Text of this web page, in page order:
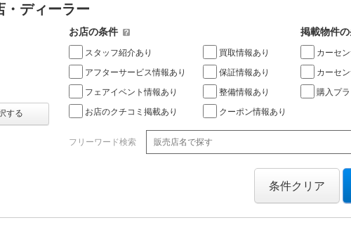
・ディーラー
する
お店の条件
スタッフ紹介あり
アフターサービス情報あり
フェアイベント情報あり
お店のクチコミ掲載あり
買取情報あり
保証情報あり
整備情報あり
クーポン情報あり
掲載物件
カーセ
カーセ
購入プ
フリーワード検索
条件クリア